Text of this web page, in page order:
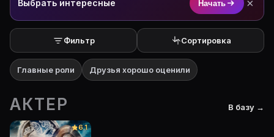
Выбрать интересные Начать ×
Фильтр Сортировка
Главные роли Друзья хорошо оценили
АКТЕР В базу →
6.1